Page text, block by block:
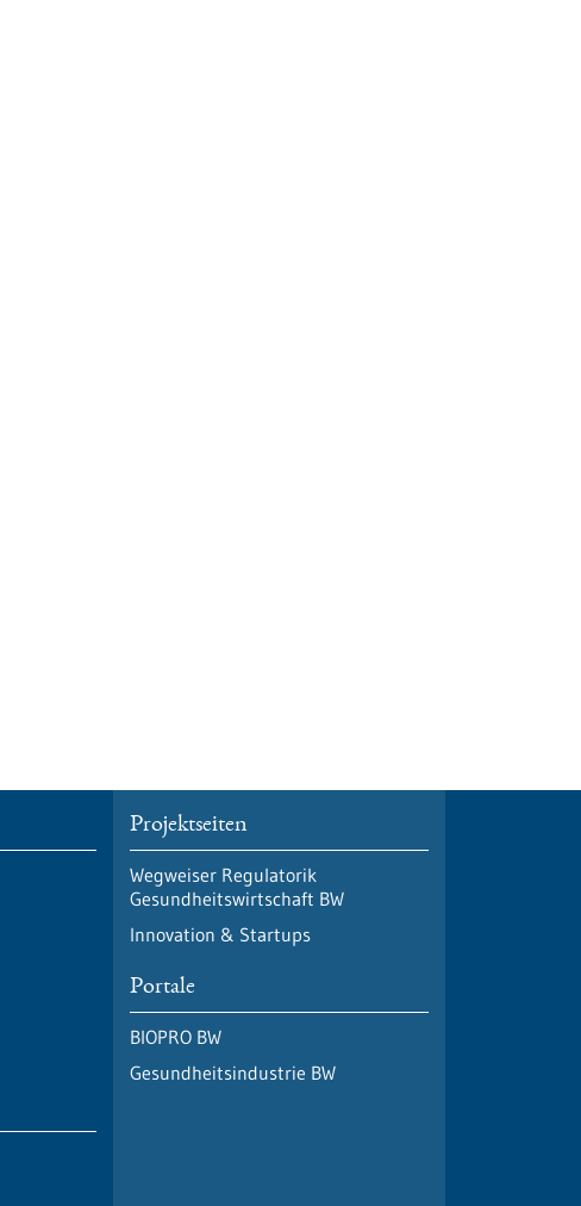
Projektseiten
Wegweiser Regulatorik
Gesundheitswirtschaft BW
Innovation & Startups
Portale
BIOPRO BW
Gesundheitsindustrie BW